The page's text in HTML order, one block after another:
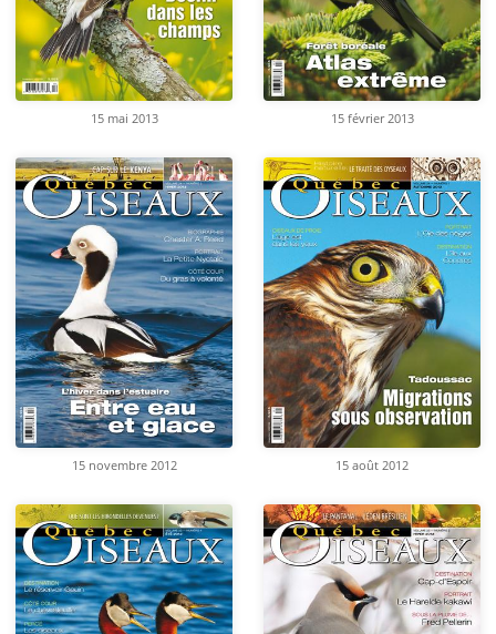
15 mai 2013 15 février 2013
15 novembre 2012 15 août 2012